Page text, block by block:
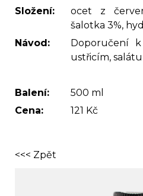
Složení:
ocet z
šalotka 3%,
Návod:
Doporučení
ustřicím,
Balení:
500 ml
Cena:
121 Kč
<<< Zpět